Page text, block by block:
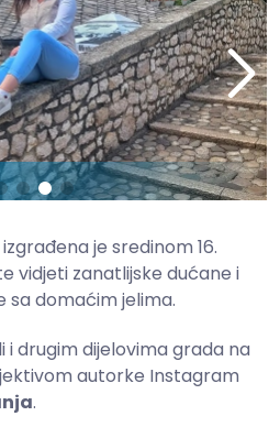
je sredinom 16.
vidjeti zanatlijske dućane i
domaćim jelima.
i drugim dijelovima grada na
autorke Instagram
.